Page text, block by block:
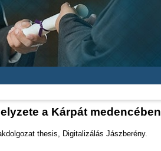
a Kárpát medencében
thesis, Digitalizálás Jászberény.